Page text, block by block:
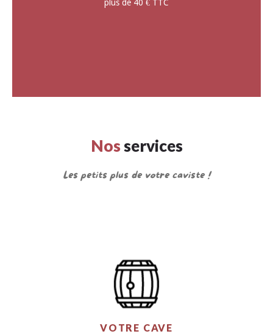
plus de 40 € TTC
Nosservices
Les petits plus de votre caviste !
VOTRE CAVE